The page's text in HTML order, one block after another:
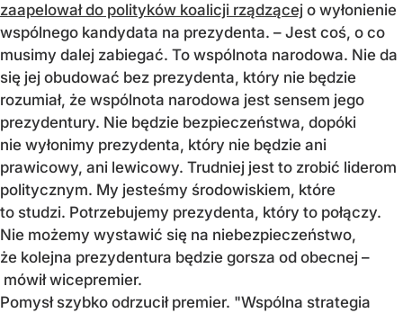
zaapelował do polityków koalicji rządzącej o wyłonienie
wspólnego kandydata na prezydenta. – Jest coś, o co
musimy dalej zabiegać. To wspólnota narodowa. Nie da
się jej obudować bez prezydenta, który nie będzie
rozumiał, że wspólnota narodowa jest sensem jego
prezydentury. Nie będzie bezpieczeństwa, dopóki
nie wyłonimy prezydenta, który nie będzie ani
prawicowy, ani lewicowy. Trudniej jest to zrobić liderom
politycznym. My jesteśmy środowiskiem, które
to studzi. Potrzebujemy prezydenta, który to połączy.
Nie możemy wystawić się na niebezpieczeństwo,
że kolejna prezydentura będzie gorsza od obecnej –
mówił wicepremier.
Pomysł szybko odrzucił premier. "Wspólna strategia